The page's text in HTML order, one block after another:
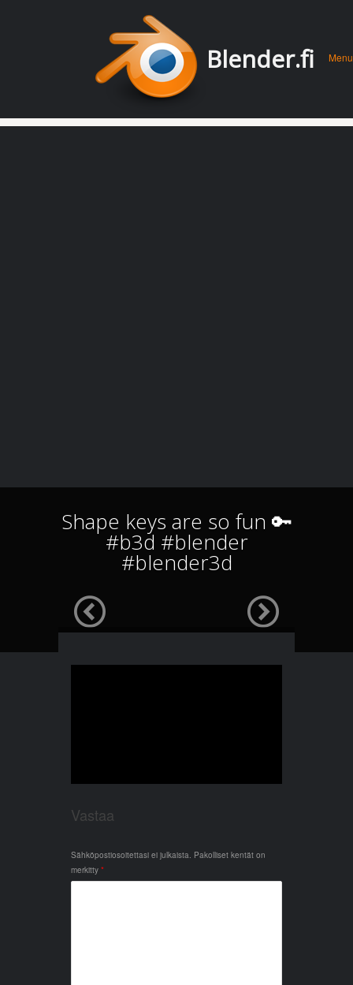
Blender.fi Menu
Shape keys are so fun 🔑
#b3d #blender
#blender3d
Vastaa
Sähköpostiosoitettasi ei julkaista. Pakolliset kentät on
merkitty *